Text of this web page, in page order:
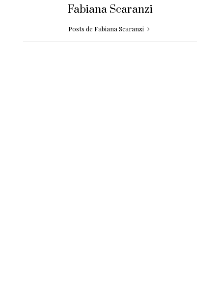
Fabiana Scaranzi
Posts de Fabiana Scaranzi